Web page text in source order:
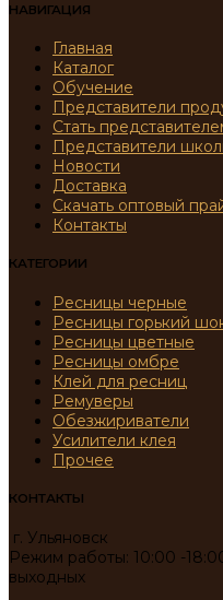
НАВИГАЦИЯ
Главная
Каталог
Обучение
Представители
Стать
Представители
Новости
Доставка
Скачать оптовый
Контакты
КАТЕГОРИИ
Ресницы черные
Ресницы горький
Ресницы цветные
Ресницы омбре
Клей для ресниц
Ремуверы
Обезжириватели
Усилители клея
Прочее
КОНТАКТЫ
г. Ульяновск
Режим работы: 10:00 -
выходных